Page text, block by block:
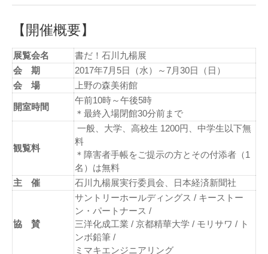
【開催概要】
展覧会名
書だ！石川九楊展
会 期
2017年7月5日（水）～7月30日（日）
会 場
上野の森美術館
開室時間
午前10時～午後5時
＊最終入場閉館30分前まで
観覧料
一般、大学、高校生 1200円、中学生以下無
料
＊障害者手帳をご提示の方とその付添者（1
名）は無料
主 催
石川九楊展実行委員会、日本経済新聞社
協 賛
サントリーホールディングス / キーストー
ン・パートナース /
三洋化成工業 / 京都精華大学 / モリサワ / ト
ンボ鉛筆 /
ミマキエンジニアリング